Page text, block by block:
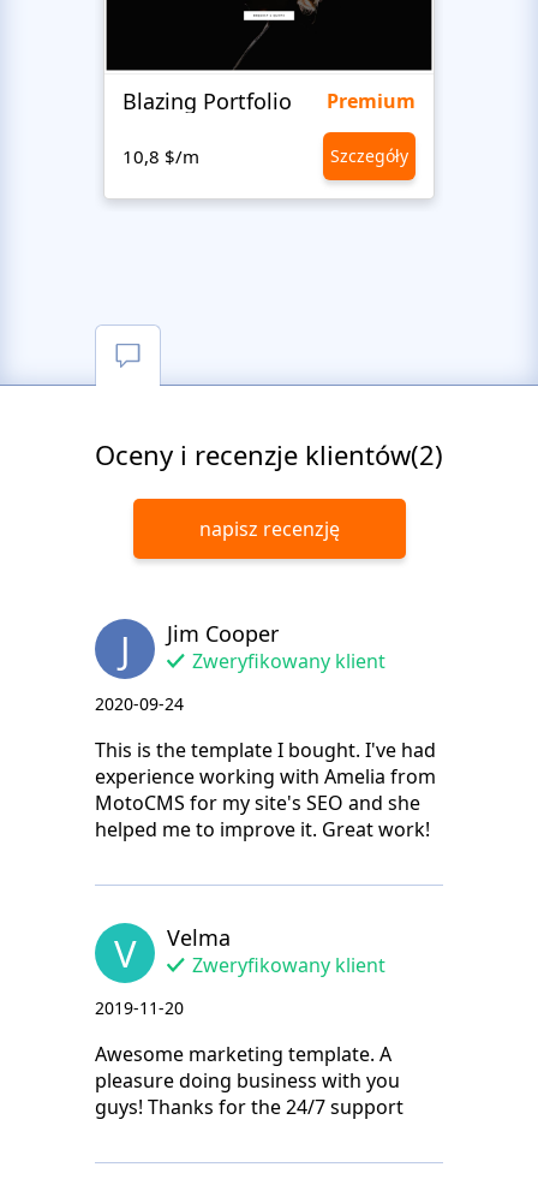
Blazing Portfolio Premium
10,8 $/m Szczegóły
Oceny i recenzje klientów(2)
napisz recenzję
J Jim Cooper
Zweryfikowany klient
2020-09-24
This is the template I bought. I've had
experience working with Amelia from
MotoCMS for my site's SEO and she
helped me to improve it. Great work!
V Velma
Zweryfikowany klient
2019-11-20
Awesome marketing template. A
pleasure doing business with you
guys! Thanks for the 24/7 support